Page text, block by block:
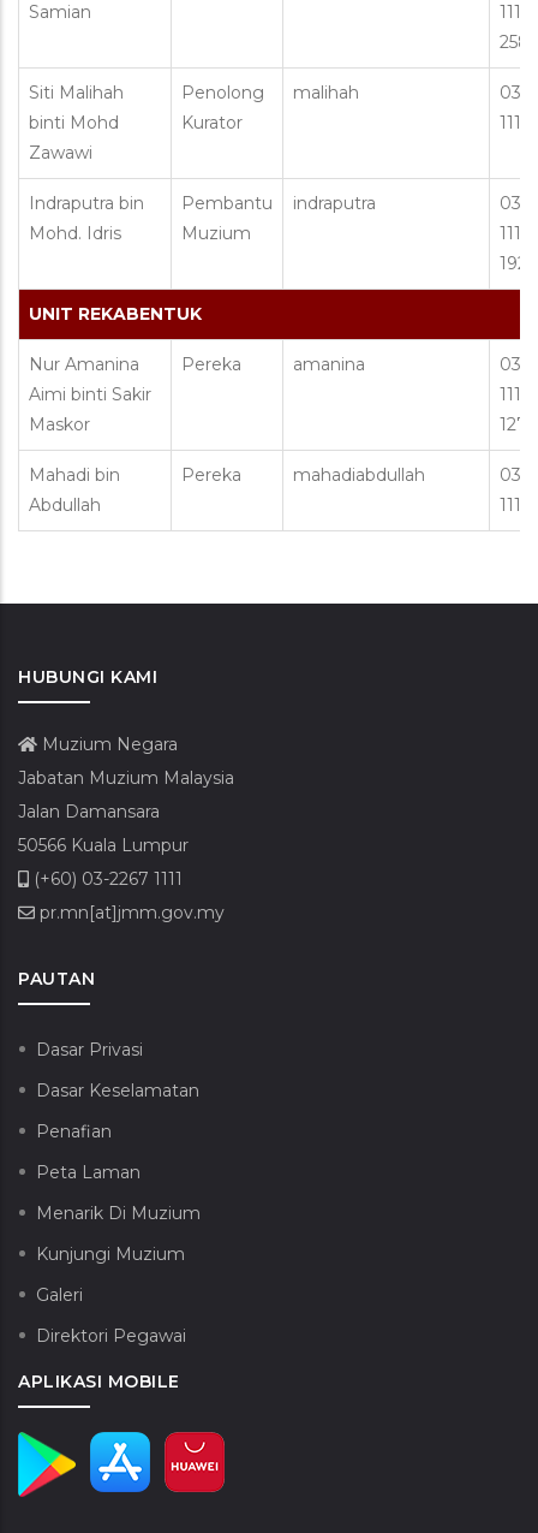
Samian
1111
258
Siti Malihah
binti Mohd
Zawawi
Penolong
Kurator
malihah
03
1111
Indraputra bin
Mohd. Idris
Pembantu
Muzium
indraputra
03
1111
192
UNIT REKABENTUK
Nur Amanina
Aimi binti Sakir
Maskor
Pereka amanina
03
1111
127
Mahadi bin
Abdullah
Pereka mahadiabdullah
03
1111
HUBUNGI KAMI
Muzium Negara
Jabatan Muzium Malaysia
Jalan Damansara
50566 Kuala Lumpur
(+60) 03-2267 1111
pr.mn[at]jmm.gov.my
PAUTAN
Dasar Privasi
Dasar Keselamatan
Penafian
Peta Laman
Menarik Di Muzium
Kunjungi Muzium
Galeri
Direktori Pegawai
APLIKASI MOBILE